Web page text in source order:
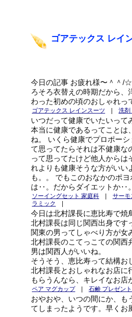
ゴアテックス レイ
今日の記事 お疲れ様〜＾＾/
ろそろ衣替えの時期だから、
わった初めの頃のおしゃれっ
ゴアテックス レインスーツ 洗剤
いつだって健康でいたいって
本当に健康であるってことは
ね。 いくら健康でプロポー
て思ってたらそれは不健康な
って思ってたけど他人から
れよりも健康そうな方がい
も。。 でもこのおなかのポ
は‥。だからダイエットか‥
ソーイングセット 家庭科
サーモ
ラミック
今日は北村課長に恵比寿で焼
北村課長は同じ関西出身です
関東の男ってしゃべり方が女
北村課長のこてっこての関西
男は関西人がいいね。
そうそう、恵比寿って結構お
北村課長とおしゃれなお店に
もらうんなら、キレイなお店
ペア マグカップ| 石鹸 プレゼント
おやおや、いつの間にか、
てしまったようです。早くお